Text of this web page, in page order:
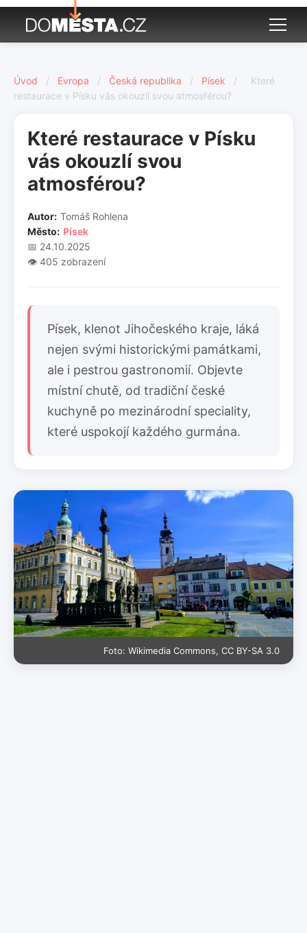
Úvod / Evropa / Česká republika / Písek /
Které
restaurace v Písku vás okouzlí svou atmosférou?
Které restaurace v Písku
vás okouzlí svou
atmosférou?
Autor: Tomáš Rohlena
Město: Písek
📅 24.10.2025
👁️ 405 zobrazení
Písek, klenot Jihočeského kraje, láká
nejen svými historickými památkami,
ale i pestrou gastronomií. Objevte
místní chutě, od tradiční české
kuchyně po mezinárodní speciality,
které uspokojí každého gurmána.
Foto: Wikimedia Commons, CC BY-SA 3.0